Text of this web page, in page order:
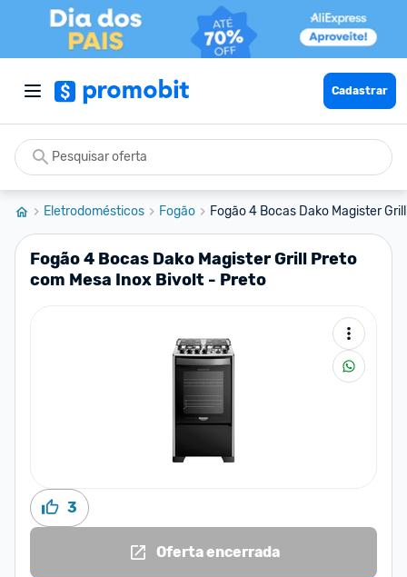
Cadastrar
Eletrodomésticos Fogão Fogão 4 Bocas Dako Magister
Fogão 4 Bocas Dako Magister Grill Preto
com Mesa Inox Bivolt - Preto
3
Oferta encerrada